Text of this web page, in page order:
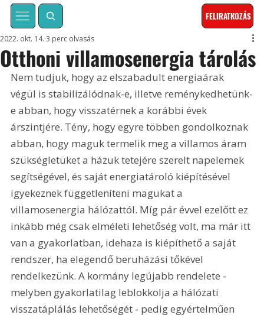
FELIRATKOZÁS
Otthoni villamosenergia tárolás
2022. okt. 14. 3 perc olvasás
Nem tudjuk, hogy az elszabadult energiaárak
végül is stabilizálódnak-e, illetve reménykedhetünk-
e abban, hogy visszatérnek a korábbi évek
árszintjére. Tény, hogy egyre többen gondolkoznak
abban, hogy maguk termelik meg a villamos áram
szükségletüket a házuk tetejére szerelt napelemek
segítségével, és saját energiatároló kiépítésével
igyekeznek függetleníteni magukat a
villamosenergia hálózattól. Míg pár évvel ezelőtt ez
inkább még csak elméleti lehetőség volt, ma már itt
van a gyakorlatban, idehaza is kiépíthető a saját
rendszer, ha elegendő beruházási tőkével
rendelkezünk. A kormány legújabb rendelete -
melyben gyakorlatilag leblokkolja a hálózati
visszatáplálás lehetőségét - pedig egyértelműen